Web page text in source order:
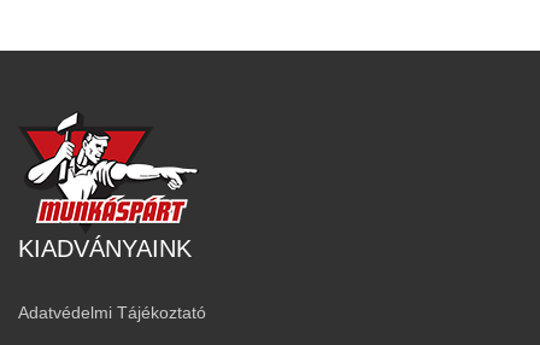
KIADVÁNYAINK
Adatvédelmi Tájékoztató